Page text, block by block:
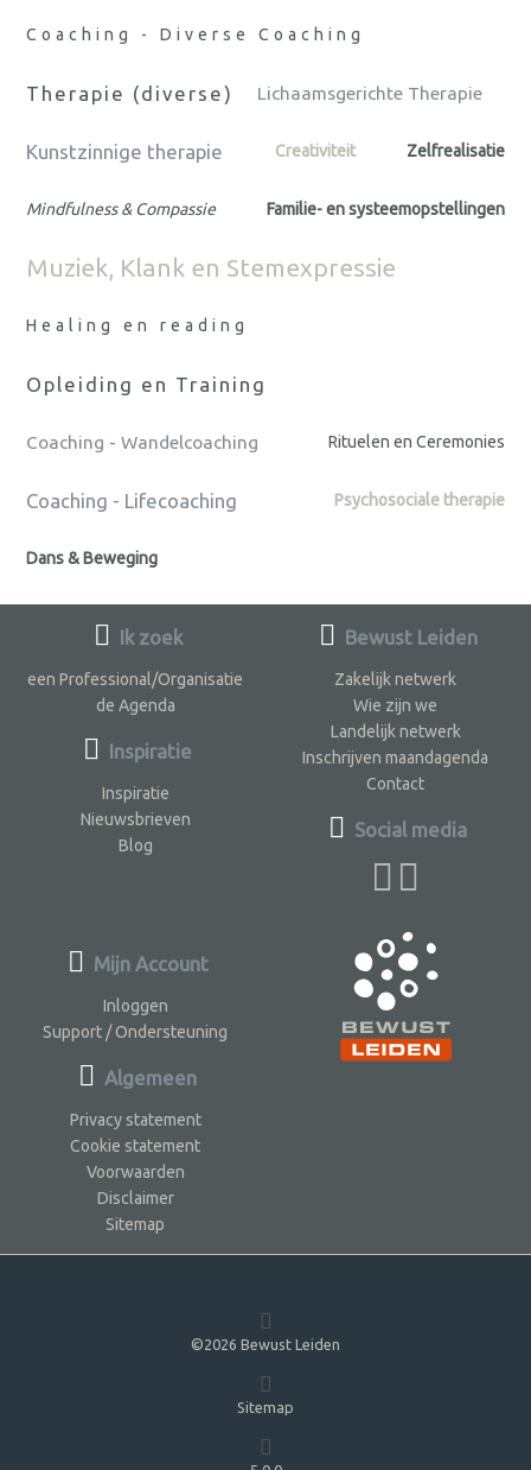
Coaching - Diverse Coaching
Therapie (diverse) Lichaamsgerichte Therapie
Kunstzinnige therapie Creativiteit Zelfrealisatie
Mindfulness & Compassie Familie- en systeemopstellingen
Muziek, Klank en Stemexpressie
Healing en reading
Opleiding en Training
Coaching - Wandelcoaching Rituelen en Ceremonies
Coaching - Lifecoaching Psychosociale therapie
Dans & Beweging
Ik zoek
een Professional/Organisatie
de Agenda
Inspiratie
Inspiratie
Nieuwsbrieven
Blog
Bewust Leiden
Zakelijk netwerk
Wie zijn we
Landelijk netwerk
Inschrijven maandagenda
Contact
Social media
Mijn Account
Inloggen
Support / Ondersteuning
Algemeen
Privacy statement
Cookie statement
Voorwaarden
Disclaimer
Sitemap
©2026 Bewust Leiden
Sitemap